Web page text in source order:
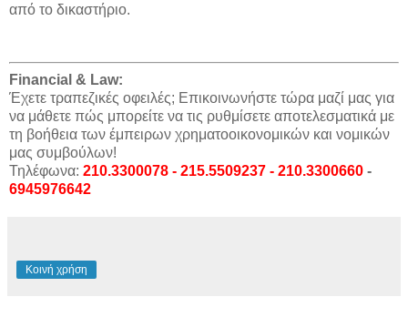
από το δικαστήριο.
Financial & Law:
Έχετε τραπεζικές οφειλές; Επικοινωνήστε τώρα μαζί μας για
να μάθετε πώς μπορείτε να τις ρυθμίσετε αποτελεσματικά με
τη βοήθεια των έμπειρων χρηματοοικονομικών και νομικών
μας συμβούλων!
Τηλέφωνα: 210.3300078 - 215.5509237 - 210.3300660 -
6945976642
Κοινή χρήση